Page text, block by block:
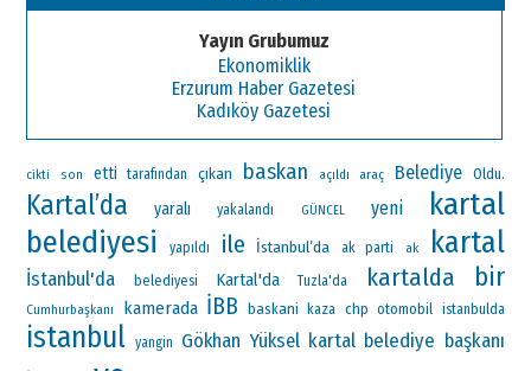
Yayın Grubumuz
Ekonomiklik
Erzurum Haber Gazetesi
Kadıköy Gazetesi
cikti son etti tarafından çıkan baskan açıldı araç Belediye Oldu.
Kartal’da yaralı yakalandı GÜNCEL yeni
kartal
belediyesi
yapıldı ile İstanbul’da ak parti ak kartal
İstanbul'da belediyesi Kartal'da Tuzla'da kartalda bir
Cumhurbaşkanı kamerada İBB baskani kaza chp otomobil istanbulda
istanbul yangin Gökhan Yüksel kartal belediye başkanı